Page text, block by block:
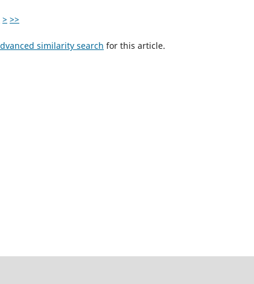
> >>
similarity search for this article.